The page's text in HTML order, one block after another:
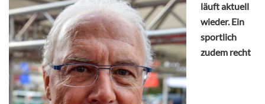
läuft aktuell
wieder. Ein
sportlich
zudem recht